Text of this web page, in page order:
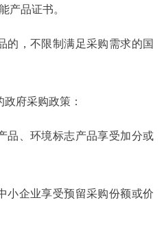
产品证书。
的，不限制满足采购需求的国
府采购政策：
品、环境标志产品享受加分或
小企业享受预留采购份额或价